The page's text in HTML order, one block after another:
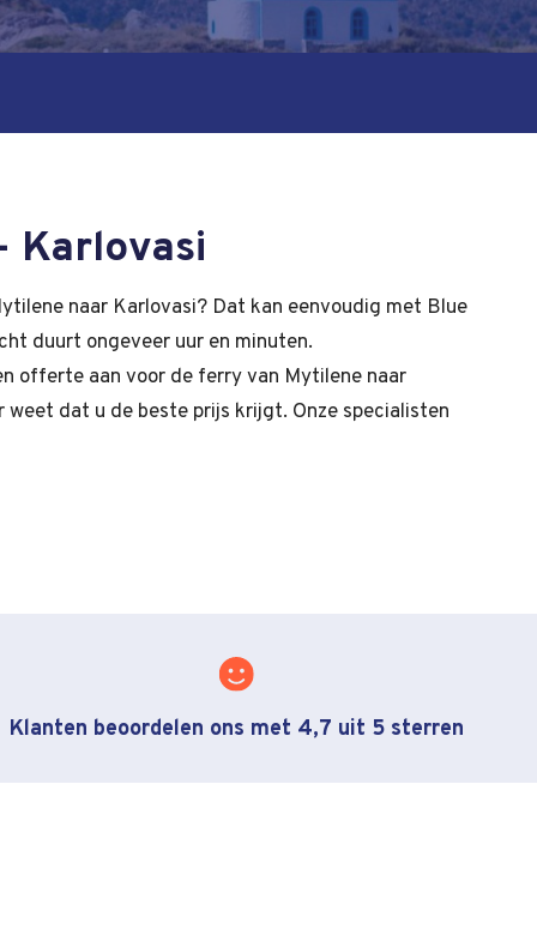
Karlovasi
naar Karlovasi? Dat kan eenvoudig met Blue
duurt ongeveer uur en minuten.
offerte aan voor de ferry van Mytilene naar
weet dat u de beste prijs krijgt. Onze specialisten
Klanten beoordelen ons met 4,7 uit 5 sterren